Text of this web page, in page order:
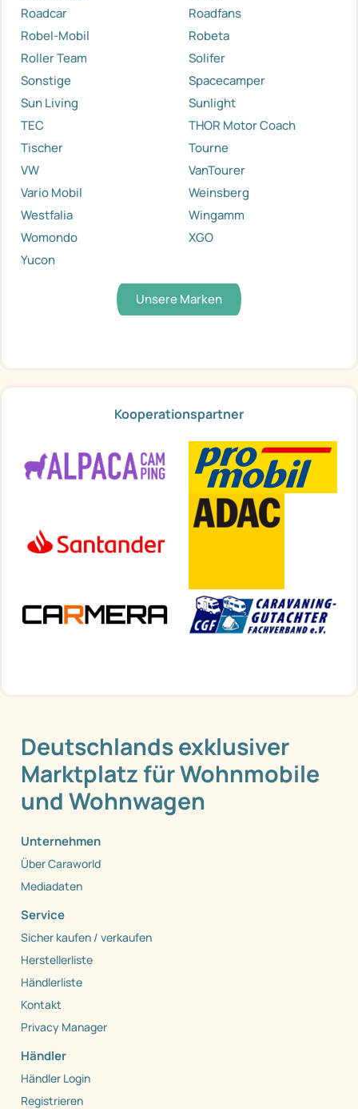
Roadcar
Roadfans
Robel-Mobil
Robeta
Roller Team
Solifer
Sonstige
Spacecamper
Sun Living
Sunlight
TEC
THOR Motor Coach
Tischer
Tourne
VW
VanTourer
Vario Mobil
Weinsberg
Westfalia
Wingamm
Womondo
XGO
Yucon
Unsere Marken
Kooperationspartner
Deutschlands exklusiver
Marktplatz für Wohnmobile
und Wohnwagen
Unternehmen
Über Caraworld
Mediadaten
Service
Sicher kaufen / verkaufen
Herstellerliste
Händlerliste
Kontakt
Privacy Manager
Händler
Händler Login
Registrieren